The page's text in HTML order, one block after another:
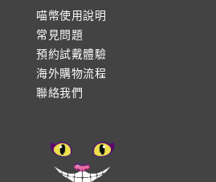
喵幣使用說明
常見問題
預約試戴體驗
海外購物流程
聯絡我們